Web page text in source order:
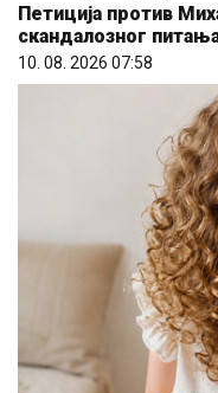
Петиција против
скандалозног
10. 08. 2026 07:58